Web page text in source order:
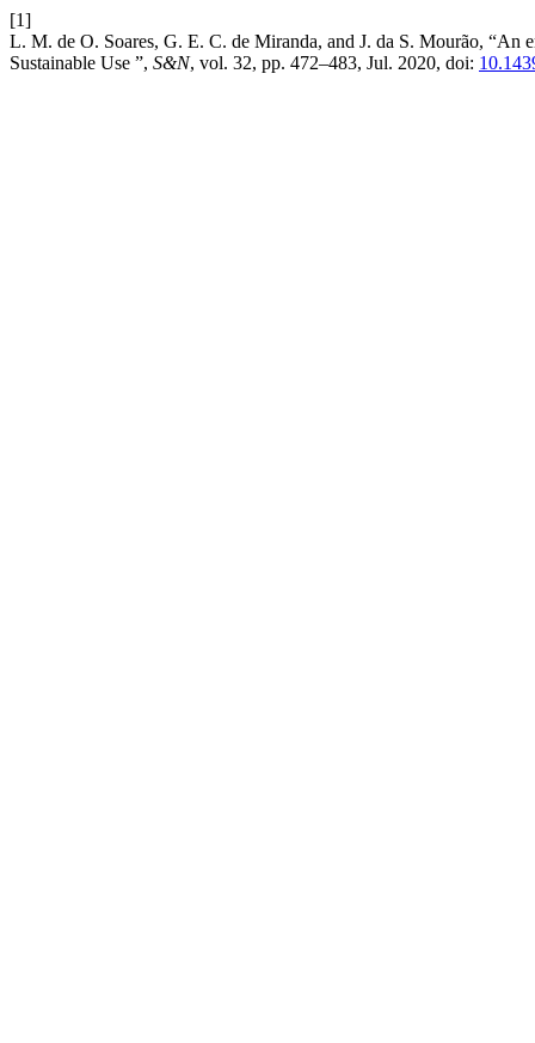
[1]
L. M. de O. Soares, G. E. C. de Miranda, and J. da S. Mourão, “An
Sustainable Use ”, S&N, vol. 32, pp. 472–483, Jul. 2020, doi: